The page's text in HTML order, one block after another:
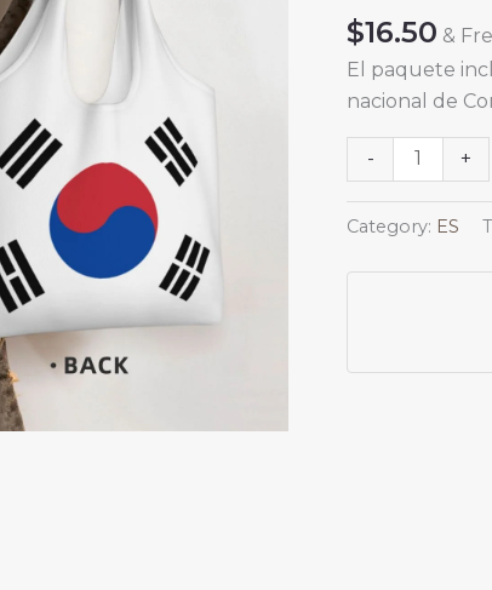
$16.50 &
El paquete
nacional de
-
de
Corea
y
+
Category: ES